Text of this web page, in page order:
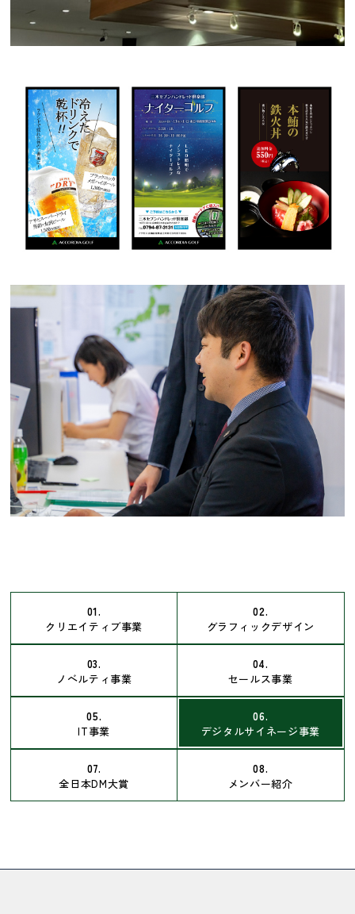
01.
クリエイティブ事業
02.
グラフィックデザイン
03.
ノベルティ事業
04.
セールス事業
05.
IT事業
06.
デジタルサイネージ事業
07.
全日本DM大賞
08.
メンバー紹介